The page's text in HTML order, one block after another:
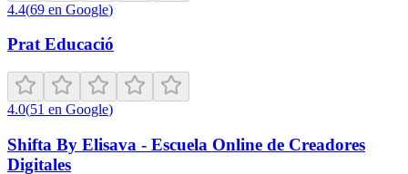
4.4(69 en Google)
Prat Educació
4.0(51 en Google)
Shifta By Elisava - Escuela Online de Creadores
Digitales